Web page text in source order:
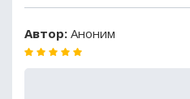
Автор: Аноним